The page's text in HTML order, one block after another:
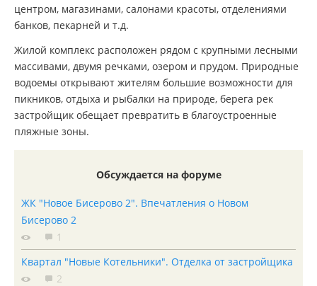
центром, магазинами, салонами красоты, отделениями
банков, пекарней и т.д.
Жилой комплекс расположен рядом с крупными лесными
массивами, двумя речками, озером и прудом. Природные
водоемы открывают жителям большие возможности для
пикников, отдыха и рыбалки на природе, берега рек
застройщик обещает превратить в благоустроенные
пляжные зоны.
Обсуждается на форуме
ЖК "Новое Бисерово 2". Впечатления о Новом
Бисерово 2
1
Квартал "Новые Котельники". Отделка от застройщика
2